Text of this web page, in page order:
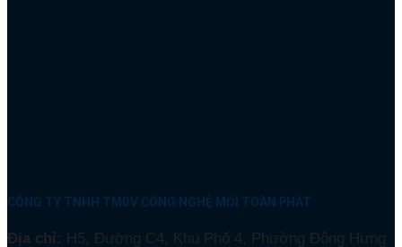
CÔNG TY TNHH TMDV CÔNG NGHỆ MỚI TOÀN PHÁT
Địa chỉ: H5, Đường C4, Khu Phố 4, Phường Đông Hưng